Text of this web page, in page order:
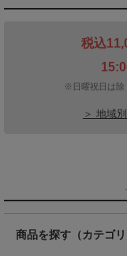
税込
※日曜祝日は除
＞ 地域
商品を探す（カテゴリ